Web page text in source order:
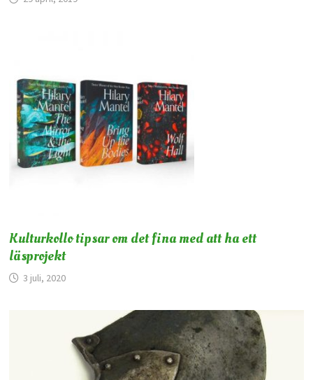
Kulturkollo tipsar om det fina med att ha ett
läsprojekt
3 juli, 2020